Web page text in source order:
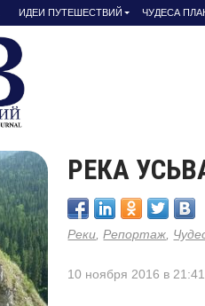
ИДЕИ ПУТЕШЕСТВИЙ ЧУДЕСА
РЕКА
Реки ,Репортаж
10 ноября 2016 в